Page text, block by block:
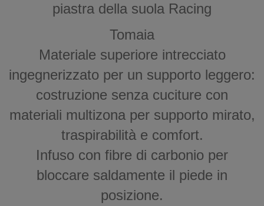
piastra della suola Racing
Tomaia
Materiale superiore intrecciato
ingegnerizzato per un supporto leggero:
costruzione senza cuciture con
materiali multizona per supporto mirato,
traspirabilità e comfort.
Infuso con fibre di carbonio per
bloccare saldamente il piede in
posizione.